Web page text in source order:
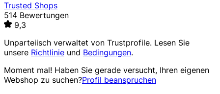
Trusted Shops
514 Bewertungen
9,3
Unparteiisch verwaltet von Trustprofile. Lesen Sie
unsere Richtlinie und Bedingungen.
Moment mal! Haben Sie gerade versucht, Ihren eigenen
Webshop zu suchen?Profil beanspruchen